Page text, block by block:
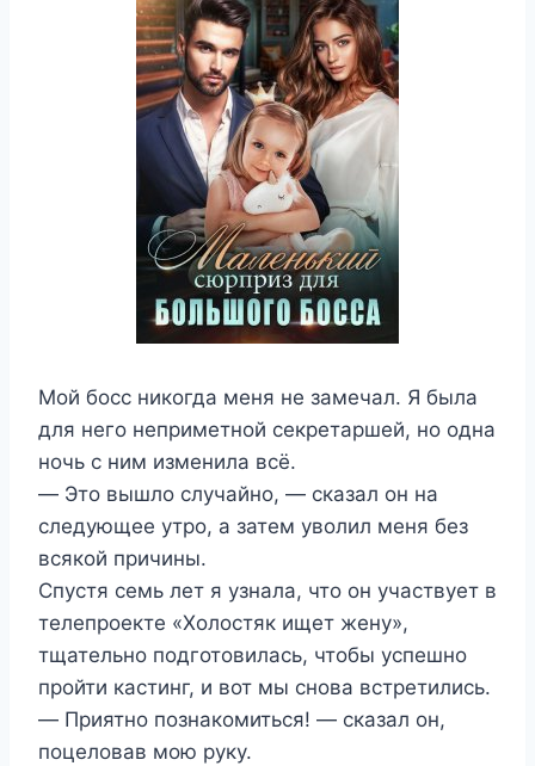
Мой босс никогда меня не замечал. Я была
для него неприметной секретаршей, но одна
ночь с ним изменила всё.
― Это вышло случайно, ― сказал он на
следующее утро, а затем уволил меня без
всякой причины.
Спустя семь лет я узнала, что он участвует в
телепроекте «Холостяк ищет жену»,
тщательно подготовилась, чтобы успешно
пройти кастинг, и вот мы снова встретились.
― Приятно познакомиться! ― сказал он,
поцеловав мою руку.